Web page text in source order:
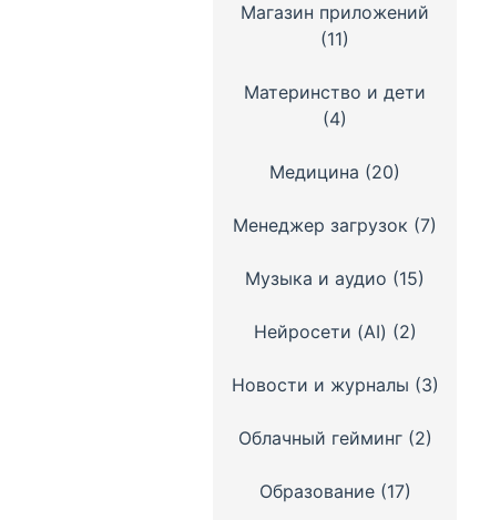
Магазин приложений
(11)
Материнство и дети
(4)
Медицина (20)
Менеджер загрузок (7)
Музыка и аудио (15)
Нейросети (AI) (2)
Новости и журналы (3)
Облачный гейминг(2)
Образование(17)